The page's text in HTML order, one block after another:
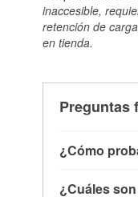
inaccesible,
retención de
en tienda.
Preguntas
¿Cómo
¿Cuáles